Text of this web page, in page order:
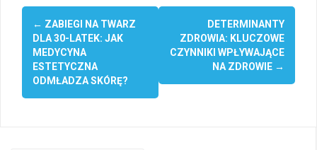
Post
navigation
← ZABIEGI NA TWARZ
DLA 30-LATEK: JAK
MEDYCYNA
ESTETYCZNA
ODMŁADZA SKÓRĘ?
DETERMINANTY
ZDROWIA: KLUCZOWE
CZYNNIKI WPŁYWAJĄCE
NA ZDROWIE →